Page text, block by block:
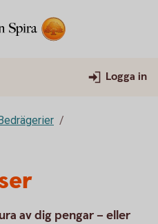
Logga in
av dig pengar – eller